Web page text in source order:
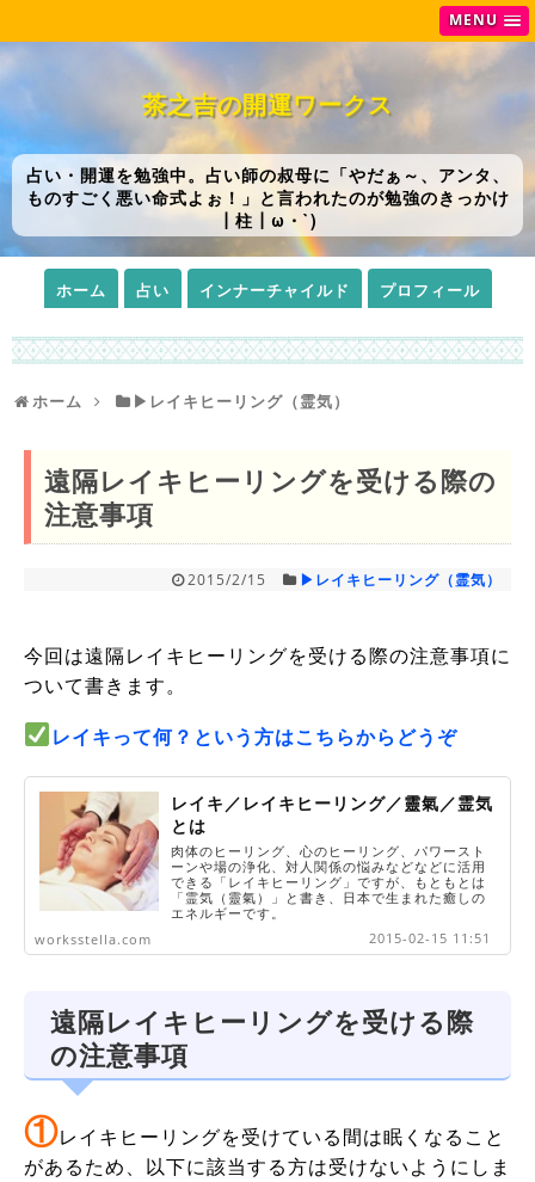
MENU
茶之吉の開運ワークス
占い・開運を勉強中。占い師の叔母に「やだぁ～、アンタ、
ものすごく悪い命式よぉ！」と言われたのが勉強のきっかけ
┃柱┃ω・`)
ホーム 占い インナーチャイルド プロフィール
ホーム ▶レイキヒーリング（霊気）
遠隔レイキヒーリングを受ける際の
注意事項
2015/2/15 ▶レイキヒーリング（霊気）
今回は遠隔レイキヒーリングを受ける際の注意事項に
ついて書きます。
レイキって何？という方はこちらからどうぞ
レイキ／レイキヒーリング／靈氣／霊気
とは
肉体のヒーリング、心のヒーリング、パワースト
ーンや場の浄化、対人関係の悩みなどなどに活用
できる「レイキヒーリング」ですが、もともとは
「霊気（靈氣）」と書き、日本で生まれた癒しの
エネルギーです。
worksstella.com
2015-02-15 11:51
遠隔レイキヒーリングを受ける際
の注意事項
①レイキヒーリングを受けている間は眠くなること
があるため、以下に該当する方は受けないようにしま